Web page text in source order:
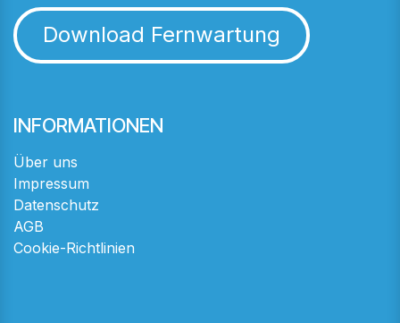
Download Fernwartung
INFORMATIONEN
Über uns
Impressum
Datenschutz
AGB
Cookie-Richtlinien